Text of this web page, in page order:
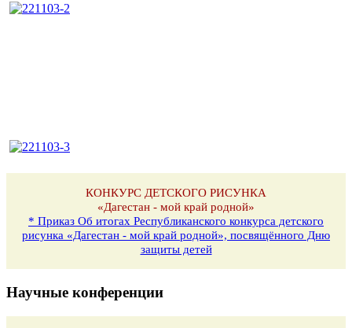
КОНКУРС ДЕТСКОГО РИСУНКА
«Дагестан - мой край родной»
* Приказ Об итогах Республиканского конкурса детского
рисунка «Дагестан - мой край родной», посвящённого Дню
защиты детей
Научные конференции